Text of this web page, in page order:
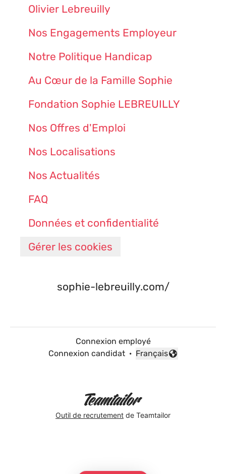
Olivier Lebreuilly
Nos Engagements Employeur
Notre Politique Handicap
Au Cœur de la Famille Sophie
Fondation Sophie LEBREUILLY
Nos Offres d'Emploi
Nos Localisations
Nos Actualités
FAQ
Données et confidentialité
Gérer les cookies
sophie-lebreuilly.com/
Connexion employé
Connexion candidat ·
Changer la langue
Français
Outil de recrutement de Teamtailor